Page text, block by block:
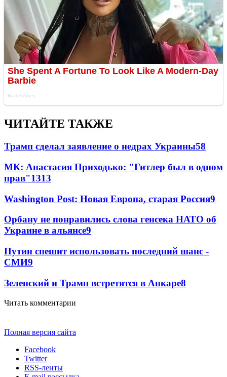
ЧИТАЙТЕ ТАКЖЕ
Трамп сделал заявление о недрах Украины58
МК: Анастасия Приходько: "Гитлер был в одном
прав"1313
Washington Post: Новая Европа, старая Россия9
Орбану не понравились слова генсека НАТО об
Украине в альянсе9
Путин спешит использовать последний шанс -
СМИ9
Зеленский и Трамп встретятся в Анкаре8
Читать комментарии
Полная версия сайта
Facebook
Twitter
RSS-ленты